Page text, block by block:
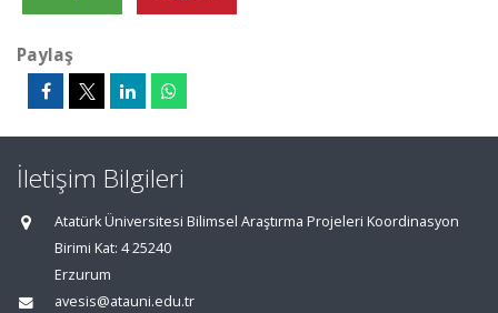
Paylaş
İletişim Bilgileri
Atatürk Üniversitesi Bilimsel Araştırma Projeleri Koordinasyon
Birimi Kat: 4 25240
Erzurum
avesis@atauni.edu.tr